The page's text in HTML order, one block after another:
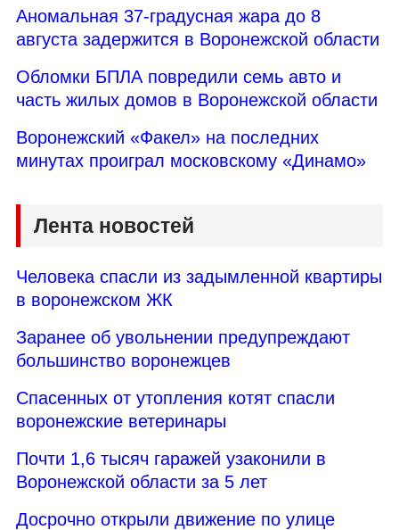
Аномальная 37-градусная жара до 8
августа задержится в Воронежской области
Обломки БПЛА повредили семь авто и
часть жилых домов в Воронежской области
Воронежский «Факел» на последних
минутах проиграл московскому «Динамо»
Лента новостей
Человека спасли из задымленной квартиры
в воронежском ЖК
Заранее об увольнении предупреждают
большинство воронежцев
Спасенных от утопления котят спасли
воронежские ветеринары
Почти 1,6 тысяч гаражей узаконили в
Воронежской области за 5 лет
Досрочно открыли движение по улице